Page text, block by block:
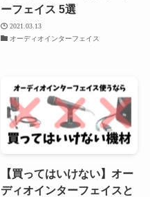
ーフェイス 5選
2021.03.13
オーディオインターフェイス
【買ってはいけない】オー
ディオインターフェイスと